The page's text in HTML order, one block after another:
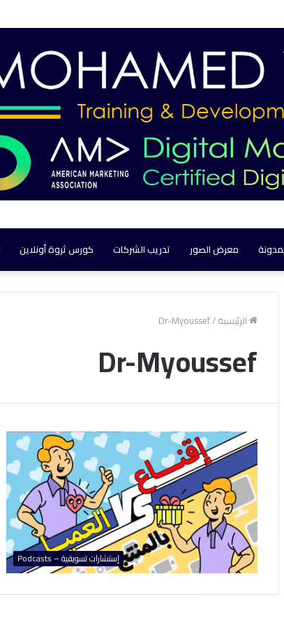
معرض الصور تدريب الشركات كورس ثروة أونلاين
الرئيسية/
Dr-Myoussef
Dr-Myoussef
إستشارات تسويقية – Podcasts